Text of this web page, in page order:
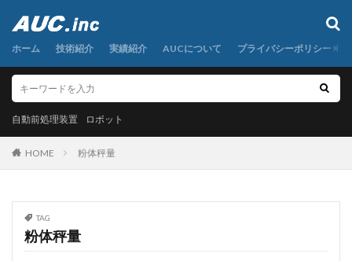
ホーム 技術紹介 実績紹介 AUCについて プライバシーポリシー
自動前処理装置 ロボット
HOME 粉体秤量
TAG
粉体秤量
自動前処理装置
カテゴリー
タグ
粉体試料
自動分注